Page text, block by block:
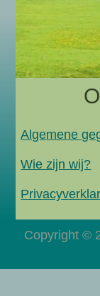
Algemene
Wie zijn wij?
Copyright ©